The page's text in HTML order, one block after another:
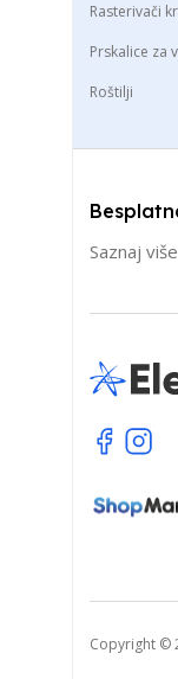
Rasterivači
Prskalice za
Roštilji
Saznaj više
Copyright ©